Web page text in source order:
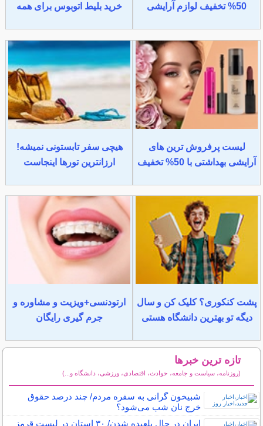
50% تخفیف لوازم آرایشی
خرید بلیط اتوبوس برای همه
لیست پرفروش ترین های
آرایشی بهداشتی با 50% تخفیف
هیچی سفر تابستونی نمیشه!
ارزانترین تورها اینجاست
پشت کنکوری؟ کلیک کن و سال
دیگه تو بهترین دانشگاه هستی
ارتودنسی+ویزیت و مشاوره و
جرم گیری رایگان
تازه ترین خبرها
(روزنامه، سیاست و جامعه، حوادث، اقتصادی، ورزشی، دانشگاه و...)
شبیخون گرانی به سفره مردم/ چند درصد حقوق
خرج نان شب می‌شود؟
ایران در حال بلعیده شدن/ ۳۰ استان در لیست قرمز